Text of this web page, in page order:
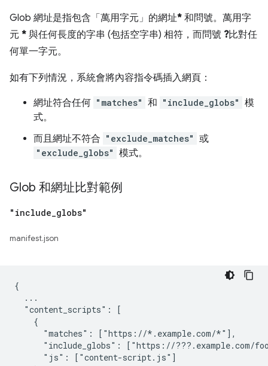
Glob 網址是指包含「萬用字元」的網址* 和問號。萬用字
元 * 與任何長度的字串 (包括空字串) 相符，而問號 ?比對任
何單一字元。
如有下列情況，系統會將內容指令碼插入網頁：
網址符合任何 "matches" 和 "include_globs" 模
式。
而且網址不符合 "exclude_matches" 或
"exclude_globs" 模式。
Glob 和網址比對範例
"include_globs"
manifest.json
{
  ...
  "content_scripts": [
    {
      "matches": ["https://*.example.com/*"],
"include_globs": ["https://???.example.com/
      "js": ["content-script.js"]